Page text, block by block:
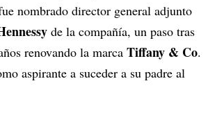
nombrado director general adjunto
de la compañía, un paso tras
renovando la marca Tiffany & Co.
aspirante a suceder a su padre al